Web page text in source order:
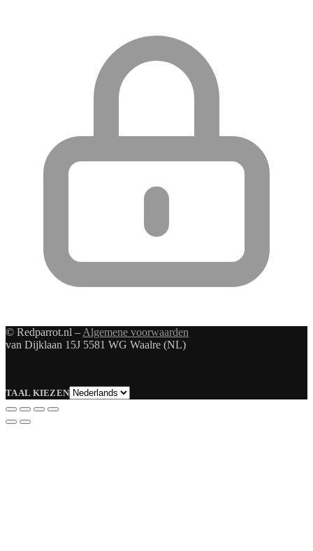
© Redparrot.nl – Algemene voorwaarden
van Dijklaan 15J 5581 WG Waalre (NL)
TAAL KIEZENTaal